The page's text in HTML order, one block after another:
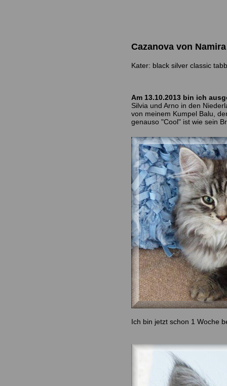
Cazanova von
Kater: black silver classic
Am 13.10.2013 bin ich
Silvia und Arno in den
von meinem Kumpel Balu,
genauso "Cool" ist wie sein
Ich bin jetzt schon 1 Woche